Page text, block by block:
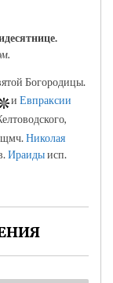
Богородицы.
и Евпраксии
Николая
Ираидыисп.